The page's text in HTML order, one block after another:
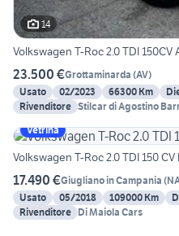
14
Volkswagen T-Roc 2.0 TDI 150CV
23.500 €Grottaminarda (AV)
Usato
02/2023 66300 Km
Rivenditore Stilcar di Agostino
Vetrina
Volkswagen T-Roc 2.0 TDI 150
17.490 €Giugliano in Campania (
Usato
05/2018 109000 Km
Rivenditore Di Maiola Cars